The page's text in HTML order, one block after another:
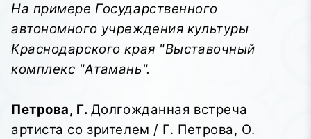
На примере Государственного
автономного учреждения культуры
Краснодарского края "Выставочный
комплекс "Атамань".
Петрова, Г. Долгожданная встреча
артиста со зрителем / Г. Петрова, О.